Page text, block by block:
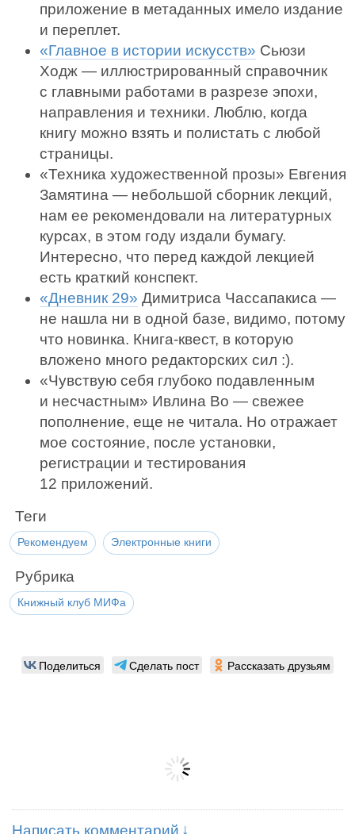
приложение в метаданных имело издание
и переплет.
«Главное в истории искусств» Сьюзи
Ходж — иллюстрированный справочник
с главными работами в разрезе эпохи,
направления и техники. Люблю, когда
книгу можно взять и полистать с любой
страницы.
«Техника художественной прозы» Евгения
Замятина — небольшой сборник лекций,
нам ее рекомендовали на литературных
курсах, в этом году издали бумагу.
Интересно, что перед каждой лекцией
есть краткий конспект.
«Дневник 29» Димитриса Чассапакиса —
не нашла ни в одной базе, видимо, потому
что новинка. Книга-квест, в которую
вложено много редакторских сил :).
«Чувствую себя глубоко подавленным
и несчастным» Ивлина Во — свежее
пополнение, еще не читала. Но отражает
мое состояние, после установки,
регистрации и тестирования
12 приложений.
Теги
Рекомендуем Электронные книги
Рубрика
Книжный клуб МИФа
Поделиться Сделать пост Рассказать друзьям
Написать комментарий